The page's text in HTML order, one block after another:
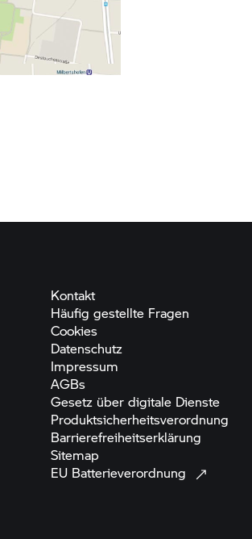
Kontakt
Häufig gestellte Fragen
Cookies
Datenschutz
Impressum
AGBs
Gesetz über digitale Dienste
Produktsicherheitsverordnung
Barrierefreiheitserklärung
Sitemap
EU Batterieverordnung